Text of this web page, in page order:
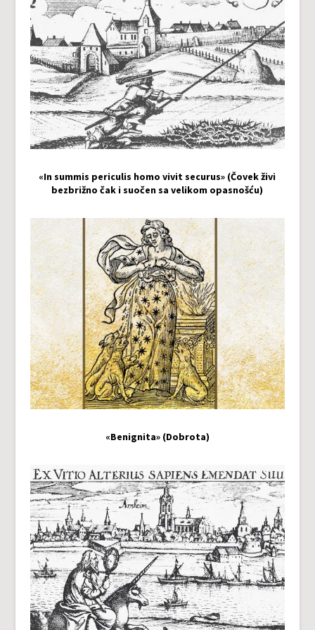
«In summis periculis homo vivit securus» (Čovek živi
bezbrižno čak i suočen sa velikom opasnošću)
«Benignita» (Dobrota)